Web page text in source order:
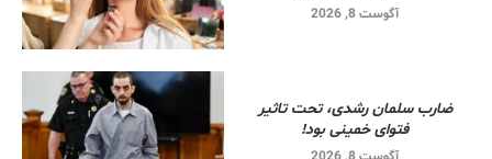
آگوست 8, 2026
ضارب سلمان رشدی، تحت تاثیر
فتوای خمینی بود!